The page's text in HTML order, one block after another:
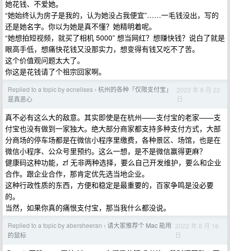
她花钱、不爱她。
“她始终认为房子是我的，认为她没占我便宜”……一毛钱没出，写的
还是她名字。你以为她是真不懂？她精明着呢。
“她想拍短视频，就买了相机 5000” 想当网红？想赚快钱？说白了就是
眼高手低，想痛快花钱又没那实力，想变得有钱又吃不了苦。
这个价值观问题太大了。
你这是花钱请了个祖宗回家啊。
Replied to a topic by ecnelises › 杭州的各种「仅限支付宝」
是真恶心
2022 年 8 月 22
日
真不必有这么大的敌意。其实即使是在杭州——支付宝的老家——支
付宝也没有做到一家独大。绝大部分商家都支持多种支付方式，大部
分商场的停车场都是在微信小程序里缴费，各种景区、场馆，也是在
微信小程序、公众号里预约。这么一想，是不是微信赢得更麻？
健康码这种功能，zf 无非两种选择，要么自己开发维护，要么和企业
合作。跟企业合作，那肯定优先选当地企业。
这种行政性质的东西，方便和稳定是最重要的，百家争鸣是没必要
的。
当然，如果你真的痛恨支付宝，那当我什么都没说。
Replied to a topic by abersheeran › 请大家推荐个 Mac 能用
的鼠标
2022 年 8 月 16
日